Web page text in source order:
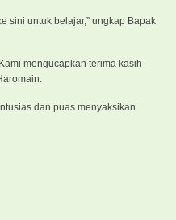
sini untuk belajar,” ungkap Bapak
mengucapkan terima kasih
dan puas menyaksikan